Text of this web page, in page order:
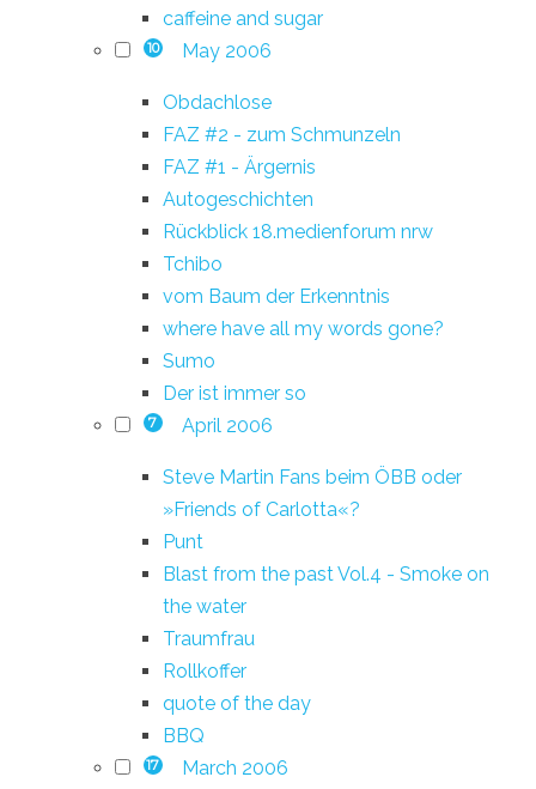
caffeine and sugar
10 May 2006
Obdachlose
FAZ #2 - zum Schmunzeln
FAZ #1 - Ärgernis
Autogeschichten
Rückblick 18.medienforum nrw
Tchibo
vom Baum der Erkenntnis
where have all my words gone?
Sumo
Der ist immer so
7 April 2006
Steve Martin Fans beim ÖBB oder
»Friends of Carlotta«?
Punt
Blast from the past Vol.4 - Smoke on
the water
Traumfrau
Rollkoffer
quote of the day
BBQ
17 March 2006